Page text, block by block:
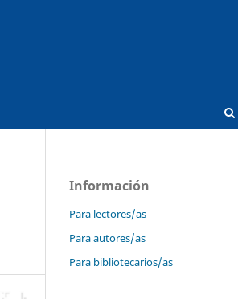
Información
Para lectores/as
Para autores/as
Para bibliotecarios/as